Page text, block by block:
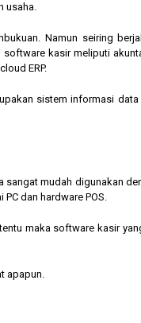
usaha.
Namun seiring
kasir meliputi
ERP.
sistem informasi
sangat mudah digunakan
dan hardware POS.
maka software kasir
apapun.